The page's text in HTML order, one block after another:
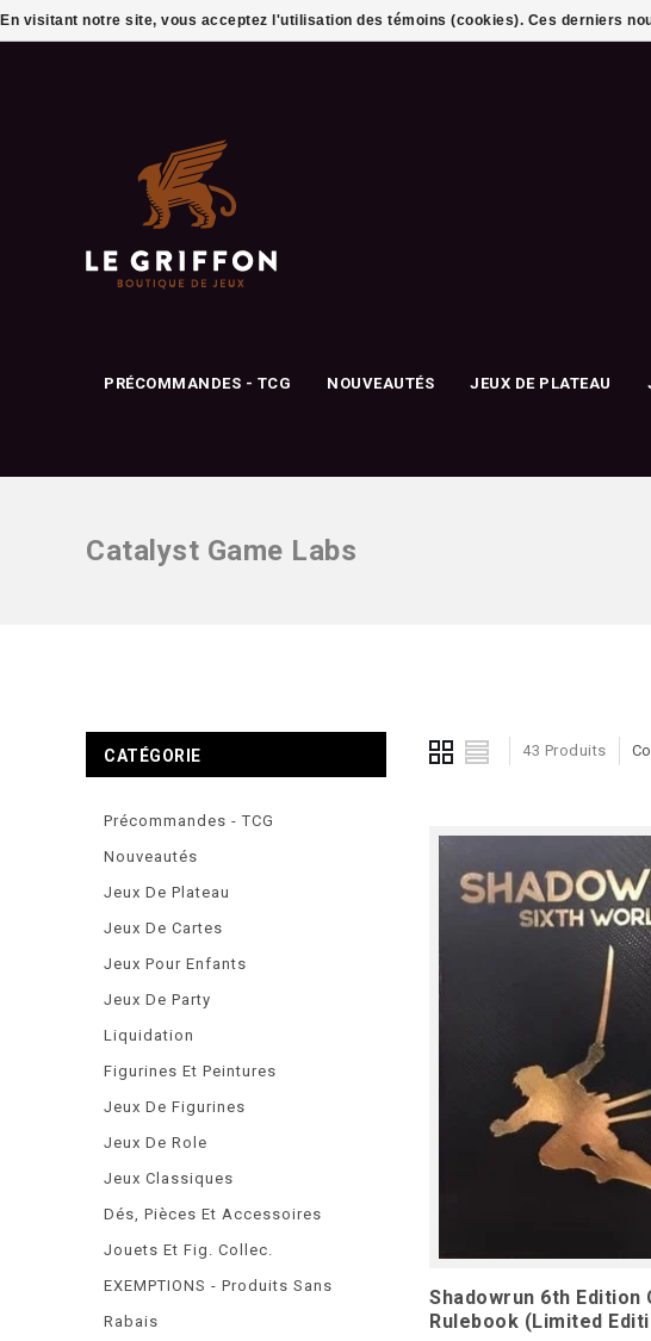
PRÉCOMMANDES - TCG NOUVEAUTÉS JEUX DE PLATEAU
Catalyst Game Labs
43 Produits
Shadowrun 6th Edition
Rulebook (Limited
CATÉGORIE
Précommandes - TCG
Nouveautés
Jeux De Plateau
Jeux De Cartes
Jeux Pour Enfants
Jeux De Party
Liquidation
Figurines Et Peintures
Jeux De Figurines
Jeux De Role
Jeux Classiques
Dés, Pièces Et Accessoires
Jouets Et Fig. Collec.
EXEMPTIONS - Produits Sans
Rabais
En visitant notre site, vous acceptez l'utilisation des témoins (cookies). Ces derniers